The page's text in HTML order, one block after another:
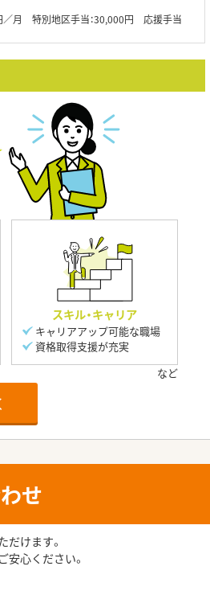
月 特別地区手当：30,000円 応援手当
スキル・キャリア
キャリアアップ可能な職場
資格取得支援が充実
せ
けます。
安心ください。